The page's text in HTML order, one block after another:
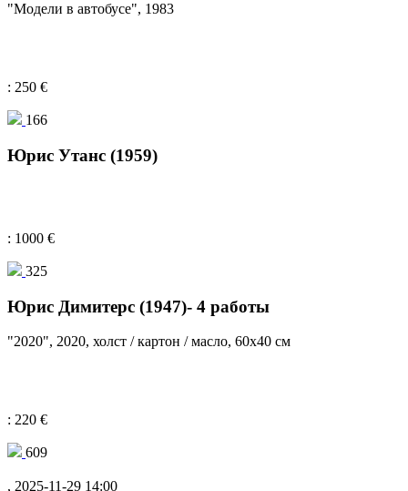
"Модели в автобусе", 1983
: 250 €
166
Юрис Утанс (1959)
: 1000 €
325
Юрис Димитерс (1947)- 4 работы
"2020", 2020, холст / картон / масло, 60x40 см
: 220 €
609
, 2025-11-29 14:00